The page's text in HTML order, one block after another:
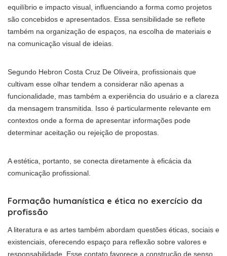
equilíbrio e impacto visual, influenciando a forma como projetos
são concebidos e apresentados. Essa sensibilidade se reflete
também na organização de espaços, na escolha de materiais e
na comunicação visual de ideias.
Segundo Hebron Costa Cruz De Oliveira, profissionais que
cultivam esse olhar tendem a considerar não apenas a
funcionalidade, mas também a experiência do usuário e a clareza
da mensagem transmitida. Isso é particularmente relevante em
contextos onde a forma de apresentar informações pode
determinar aceitação ou rejeição de propostas.
A estética, portanto, se conecta diretamente à eficácia da
comunicação profissional.
Formação humanística e ética no exercício da
profissão
A literatura e as artes também abordam questões éticas, sociais e
existenciais, oferecendo espaço para reflexão sobre valores e
responsabilidade. Esse contato favorece a construção de senso